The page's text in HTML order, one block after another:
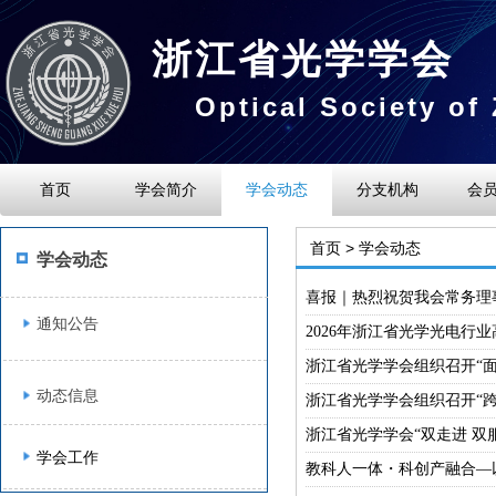
浙江省光学学会
首页 学会简介 学会动态 分支机构 会
Optical Society of
通知公告
动态信息
学会动态
学会工作
首页 > 学会动态
喜报｜热烈祝贺我会常务
2026年浙江省光学光电行
浙江省光学学会组织召开“
浙江省光学学会组织召开“
浙江省光学学会“双走进 双
教科人一体・科创产融合